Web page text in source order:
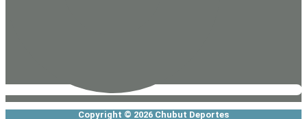
Copyright © 2026 Chubut Deportes